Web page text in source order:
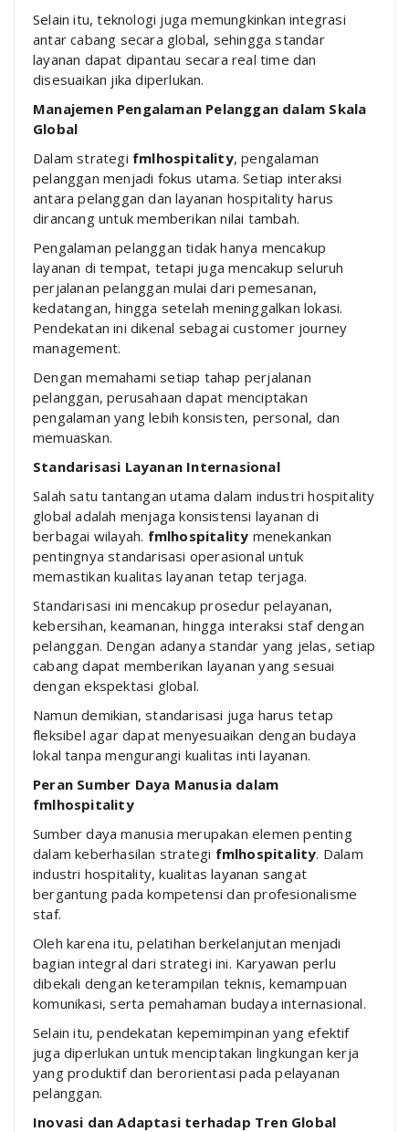
Selain itu, teknologi juga memungkinkan integrasi
antar cabang secara global, sehingga standar
layanan dapat dipantau secara real time dan
disesuaikan jika diperlukan.
Manajemen Pengalaman Pelanggan dalam Skala
Global
Dalam strategi fmlhospitality, pengalaman
pelanggan menjadi fokus utama. Setiap interaksi
antara pelanggan dan layanan hospitality harus
dirancang untuk memberikan nilai tambah.
Pengalaman pelanggan tidak hanya mencakup
layanan di tempat, tetapi juga mencakup seluruh
perjalanan pelanggan mulai dari pemesanan,
kedatangan, hingga setelah meninggalkan lokasi.
Pendekatan ini dikenal sebagai customer journey
management.
Dengan memahami setiap tahap perjalanan
pelanggan, perusahaan dapat menciptakan
pengalaman yang lebih konsisten, personal, dan
memuaskan.
Standarisasi Layanan Internasional
Salah satu tantangan utama dalam industri hospitality
global adalah menjaga konsistensi layanan di
berbagai wilayah. fmlhospitality menekankan
pentingnya standarisasi operasional untuk
memastikan kualitas layanan tetap terjaga.
Standarisasi ini mencakup prosedur pelayanan,
kebersihan, keamanan, hingga interaksi staf dengan
pelanggan. Dengan adanya standar yang jelas, setiap
cabang dapat memberikan layanan yang sesuai
dengan ekspektasi global.
Namun demikian, standarisasi juga harus tetap
fleksibel agar dapat menyesuaikan dengan budaya
lokal tanpa mengurangi kualitas inti layanan.
Peran Sumber Daya Manusia dalam
fmlhospitality
Sumber daya manusia merupakan elemen penting
dalam keberhasilan strategi fmlhospitality. Dalam
industri hospitality, kualitas layanan sangat
bergantung pada kompetensi dan profesionalisme
staf.
Oleh karena itu, pelatihan berkelanjutan menjadi
bagian integral dari strategi ini. Karyawan perlu
dibekali dengan keterampilan teknis, kemampuan
komunikasi, serta pemahaman budaya internasional.
Selain itu, pendekatan kepemimpinan yang efektif
juga diperlukan untuk menciptakan lingkungan kerja
yang produktif dan berorientasi pada pelayanan
pelanggan.
Inovasi dan Adaptasi terhadap Tren Global